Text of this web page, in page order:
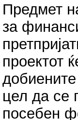
Предмет
за
проектот
цел да се
посебен